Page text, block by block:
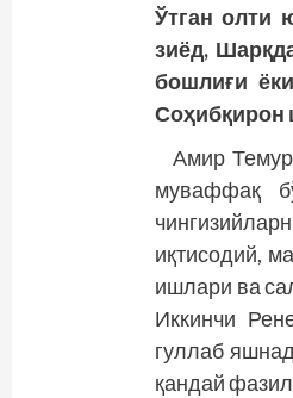
Ўтган олти
зиёд,
бошлиғи
Соҳибқирон
Амир
муваффақ
иқтисодий,
ишлари ва
Иккинчи
гуллаб
қандай